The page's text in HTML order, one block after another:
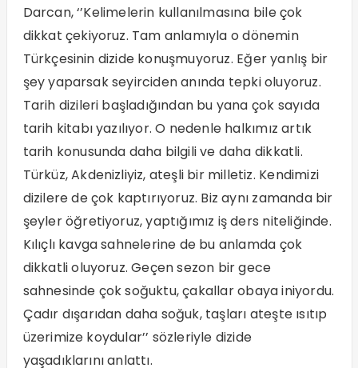
Darcan, ‘’Kelimelerin kullanılmasına bile çok
dikkat çekiyoruz. Tam anlamıyla o dönemin
Türkçesinin dizide konuşmuyoruz. Eğer yanlış bir
şey yaparsak seyirciden anında tepki oluyoruz.
Tarih dizileri başladığından bu yana çok sayıda
tarih kitabı yazılıyor. O nedenle halkımız artık
tarih konusunda daha bilgili ve daha dikkatli.
Türküz, Akdenizliyiz, ateşli bir milletiz. Kendimizi
dizilere de çok kaptırıyoruz. Biz aynı zamanda bir
şeyler öğretiyoruz, yaptığımız iş ders niteliğinde.
Kılıçlı kavga sahnelerine de bu anlamda çok
dikkatli oluyoruz. Geçen sezon bir gece
sahnesinde çok soğuktu, çakallar obaya iniyordu.
Çadır dışarıdan daha soğuk, taşları ateşte ısıtıp
üzerimize koydular’’ sözleriyle dizide
yaşadıklarını anlattı.